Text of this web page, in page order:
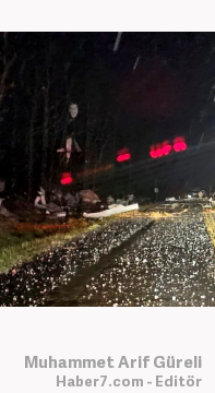
Muhammet Arif Güreli
Haber7.com - Editör